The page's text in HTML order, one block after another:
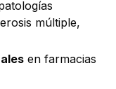
múltiple,
en farmacias